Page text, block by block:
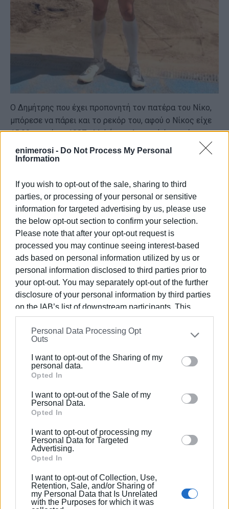
enimerosi - Do Not Process My Personal
Information
If you wish to opt-out of the sale, sharing to third
parties, or processing of your personal or sensitive
information for targeted advertising by us, please use
the below opt-out section to confirm your selection.
Please note that after your opt-out request is
processed you may continue seeing interest-based
ads based on personal information utilized by us or
personal information disclosed to third parties prior to
your opt-out. You may separately opt-out of the further
disclosure of your personal information by third parties
on the IAB’s list of downstream participants. This
information may also be disclosed by us to third parties
on theIAB’s List of Downstream Participants
that may
further disclose it to other third parties.
Please note that this website/app uses one or more
Google services and may gather and store information
behaviour. You may click to grant or deny consent to
Google and its third-party tags to use your data for
section.
Personal Data Processing Opt
Outs
I want to opt-out of the Sharing of my
personal data.
Opted In
I want to opt-out of the Sale of my
Personal Data.
Opted In
I want to opt-out of processing my
Personal Data for Targeted
Advertising.
Opted In
I want to opt-out of Collection, Use,
Retention, Sale, and/or Sharing of
my Personal Data that Is Unrelated
with the Purposes for which it was
Ο Δημήτρης που έχει προπονητή τον πατέρα του Νίκο,
μπόρεσε να πάρει και το ρεκόρ του, αφού ο Νίκος είχε
15,08μ. από το 1987 αλλά ήταν ηλικιακά ένα χρόνο
μεγαλύτερος. Έκανε μια εμφάνιση εξαιρετική
γενικότερα με καλά και σταθερά άλματα, 14,66 – 14,81-
Ο Δημήτρης για πρώτη φορά ξεπερνάει τα 15μ., έπιασε
έτσι και το όριο για το Ευρωπαϊκό Κ20 (είναι 15,05μ.)
που θα γίνει στο Τάμπρερε της Φινλανδίας 7-10
Αυγούστου, η επίδοσή του είναι από τις κορυφαίες
όλων των εποχών στην ηλικία του, ενώ είναι ο
νεότερος της Ελληνικής αποστολής του στίβου που
πήρε μετάλλιο.
Φώτο: Στατιστικά Ελληνικού στίβου
Εμφανίσεις: 170
ΣΠΥΡΟΣ ΠΙΚΟΥΛΑΣ
Πτυχιούχος Οικονομικών του Πανεπιστημίου
Πειραιά. Συνεργάστηκε στο ξεκίνημα με την
«Αθλητική Πορεία της Κέρκυρας», ενώ από τις
αρχές του ΄92 και για 25 χρόνια στο «Κερκυραϊκό
Βήμα». Από το 1994 εκδότης - διευθυντής στα